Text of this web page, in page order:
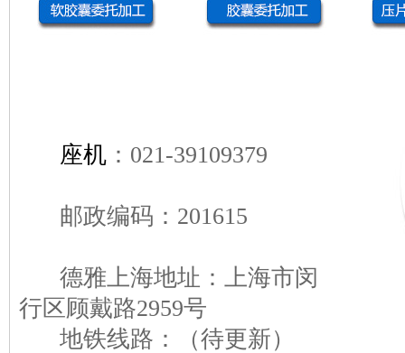
座机 ：021-39109379
邮政编码：201615
德雅上海地址：上海市闵
行区顾戴路2959号
地铁线路：（待更新）